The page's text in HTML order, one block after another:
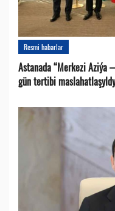
Resmi habarlar
Astanada “Merkezi Aziýa
gün tertibi maslahatlaşyldy